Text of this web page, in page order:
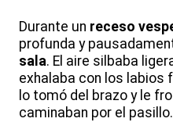
Durante un receso
profunda y
sala. El aire silbaba
exhalaba con los labios
lo tomó del brazo y le
caminaban por el pasillo.